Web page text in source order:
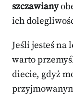
szczawiany
ich
Jeśli jesteś na
warto
diecie, gdyż